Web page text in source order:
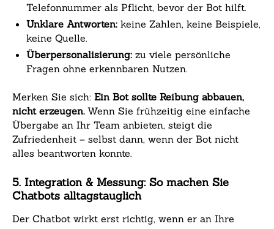
Telefonnummer als Pflicht, bevor der Bot hilft.
Unklare Antworten: keine Zahlen, keine Beispiele,
keine Quelle.
Überpersonalisierung: zu viele persönliche
Fragen ohne erkennbaren Nutzen.
Merken Sie sich: Ein Bot sollte Reibung abbauen,
nicht erzeugen.Wenn Sie frühzeitig eine einfache
Übergabe an Ihr Team anbieten, steigt die
Zufriedenheit – selbst dann, wenn der Bot nicht
alles beantworten konnte.
5. Integration & Messung: So machen Sie
Chatbots alltagstauglich
Der Chatbot wirkt erst richtig, wenn er an Ihre